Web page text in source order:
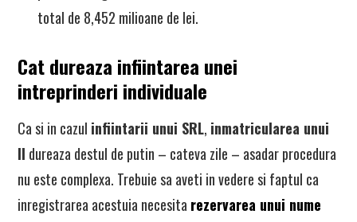
total de 8,452 milioane de lei.
Cat dureaza infiintarea unei
intreprinderi individuale
Ca si in cazul infiintarii unui SRL, inmatricularea unui
II dureaza destul de putin – cateva zile – asadar procedura
nu este complexa. Trebuie sa aveti in vedere si faptul ca
inregistrarea acestuia necesita rezervarea unui nume